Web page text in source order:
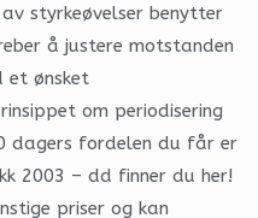
av styrkeøvelser benytter
å justere motstanden
et ønsket
om periodisering
dagers fordelen du får er
2003 – dd finner du her!
priser og kan